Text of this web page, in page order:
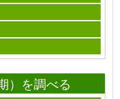
）を調べる